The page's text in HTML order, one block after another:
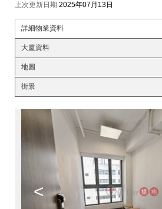
上次更新日期 2025年07月13日
詳細物業資料
大廈資料
地圖
街景
<